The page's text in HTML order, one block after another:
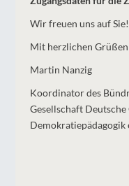
Wir freuen uns auf Sie!
Mit herzlichen Grüßen
Martin Nanzig
Koordinator des
Gesellschaft
Demokratiepädagogik